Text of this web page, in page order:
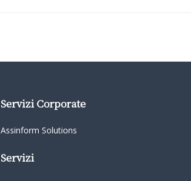
Servizi Corporate
Assinform Solutions
Servizi